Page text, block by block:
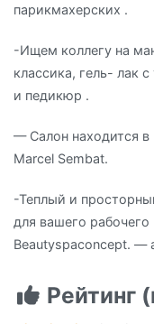
парикмахерских .
-Ищем коллегу на
классика, гель- лак
и педикюр .
— Салон находится
Marcel Sembat.
-Теплый и
для вашего
Beautyspaconcept. —
Рейтинг